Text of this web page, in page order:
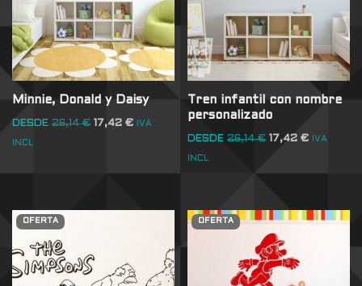
Minnie, Donald y Daisy
DESDE 26,14€ 17,42 € IVA
INCL
Tren infantil con nombre
personalizado
DESDE 26,14€ 17,42€ IVA
INCL
OFERTA OFERTA